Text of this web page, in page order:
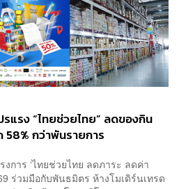
แรง “ไทยช่วยไทย” ลดของกิน
58% กว่าพันรายการ
การ ‘ไทยช่วยไทย ลดภาระ ลดค่า
ร่วมมือกับพันธมิตร ห้างโมเดิร์นเทรด